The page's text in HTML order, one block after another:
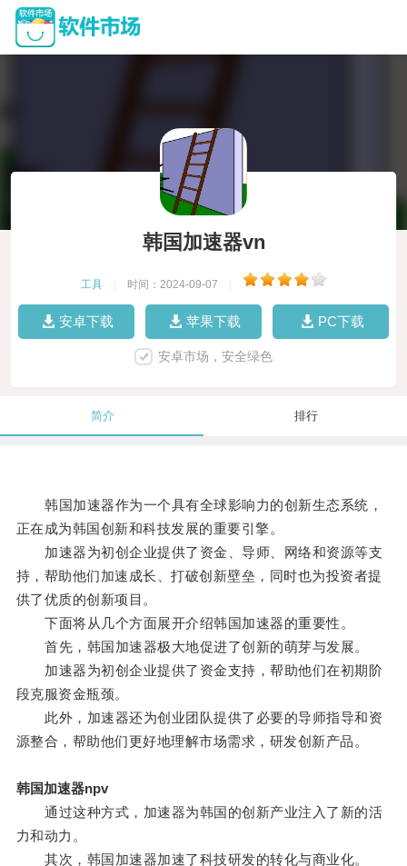
韩国加速器vn
工具 时间：2024-09-07
安卓下载 苹果下载 PC下载
安卓市场，安全绿色
简介 排行
韩国加速器作为一个具有全球影响力的创新生态系统，
正在成为韩国创新和科技发展的重要引擎。
加速器为初创企业提供了资金、导师、网络和资源等支
持，帮助他们加速成长、打破创新壁垒，同时也为投资者提
供了优质的创新项目。
下面将从几个方面展开介绍韩国加速器的重要性。
首先，韩国加速器极大地促进了创新的萌芽与发展。
加速器为初创企业提供了资金支持，帮助他们在初期阶
段克服资金瓶颈。
此外，加速器还为创业团队提供了必要的导师指导和资
源整合，帮助他们更好地理解市场需求，研发创新产品。
韩国加速器npv
通过这种方式，加速器为韩国的创新产业注入了新的活
力和动力。
其次，韩国加速器加速了科技研发的转化与商业化。